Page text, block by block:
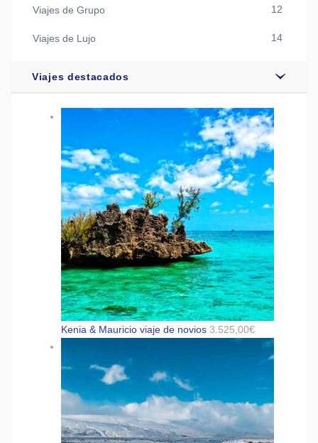
Viajes de Grupo 12
Viajes de Lujo 14
Viajes destacados
Kenia & Mauricio viaje de novios 3.525,00€